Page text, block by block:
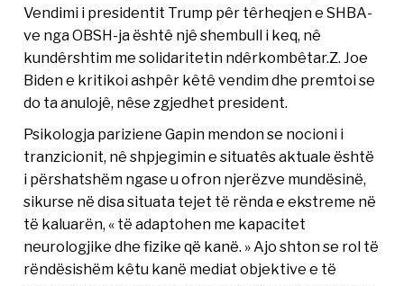
Vendimi i presidentit Trump pêr têrheqjen e SHBA-
ve nga OBSH-ja ështê njê shembull i keq, nê
kundêrshtim me solidaritetin ndêrkombêtar.Z. Joe
Biden e kritikoi ashpêr kêtê vendim dhe premtoi se
do ta anulojê, nêse zgjedhet president.
Psikologja pariziene Gapin mendon se nocioni i
tranzicionit, nê shpjegimin e situatês aktuale është
i përshatshëm ngase u ofron njerëzve mundësinë,
sikurse në disa situata tejet të rënda e ekstreme në
të kaluarën, « të adaptohen me kapacitet
neurologjike dhe fizike që kanë. » Ajo shton se rol të
rëndësishëm kêtu kanë mediat objektive e të